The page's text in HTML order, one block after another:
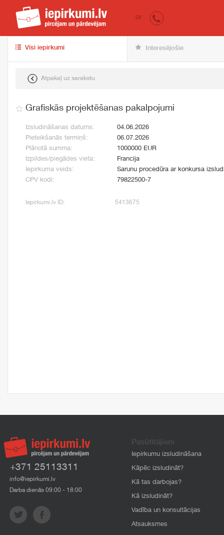
iepirkumi.lv
LV
Visi iepirkumi Interesējošie
Atpakaļ uz sarakstu
Grafiskās projektēšanas pakalpojumi
Izsludināšanas datums:
04.06.2026
Pieteikšanās termiņš:
06.07.2026
Plānotā summa:
1000000 EUR
Izpildes/piegādes vieta:
Francija
Iepirkuma veids:
Sarunu procedūra ar konkursa
CPV kodi:
79822500-7
Iepirkumi.lv ID: 5413675
+371 25113311
info@iepirkumi.lv
Darba dienās 09:00 - 18:00
Pasūtītājiem
Iepirkumu izsludināšana
Kāpēc izsludināt?
Kā tas darbojas?
Kā izsludināt?
Vadība un konsultācijas
Atsauksmes